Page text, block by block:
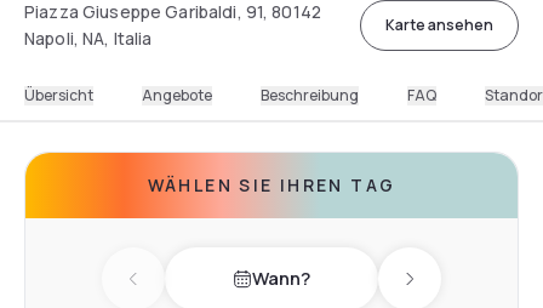
Piazza Giuseppe Garibaldi, 91, 80142
Napoli, NA, Italia
Karte ansehen
Übersicht Angebote Beschreibung FAQ
WÄHLEN SIE IHREN TAG
Previous day Wann? Next day